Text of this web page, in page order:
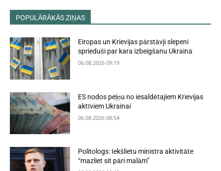
POPULĀRĀKĀS ZIŅAS
Eiropas un Krievijas pārstāvji slepeni
sprieduši par kara izbeigšanu Ukrainā
06.08.2026 09:19
ES nodos peļņu no iesaldētajiem Krievijas
aktīviem Ukrainai
06.08.2026 08:54
Politologs: Iekšlietu ministra aktivitāte
“mazliet sit pāri malām”